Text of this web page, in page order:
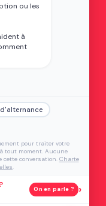
ou les
à
pour traiter votre
tout moment. Aucune
cette conversation. Charte
.
On en parle ? ›